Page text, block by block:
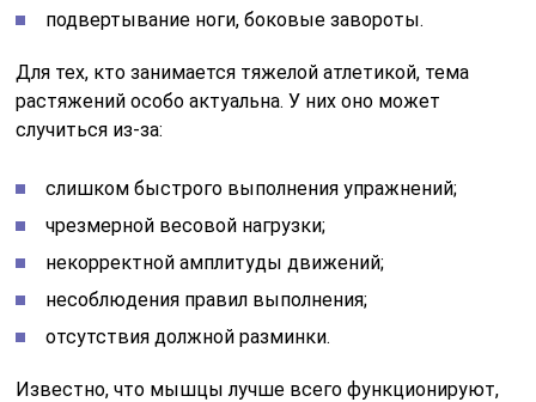
подвертывание ноги, боковые завороты.
Для тех, кто занимается тяжелой атлетикой, тема
растяжений особо актуальна. У них оно может
случиться из-за:
слишком быстрого выполнения упражнений;
чрезмерной весовой нагрузки;
некорректной амплитуды движений;
несоблюдения правил выполнения;
отсутствия должной разминки.
Известно, что мышцы лучше всего функционируют,